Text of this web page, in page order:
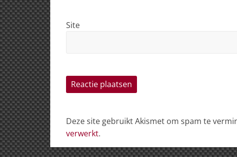
Site
Deze site gebruikt Akismet om spam te
verwerkt.